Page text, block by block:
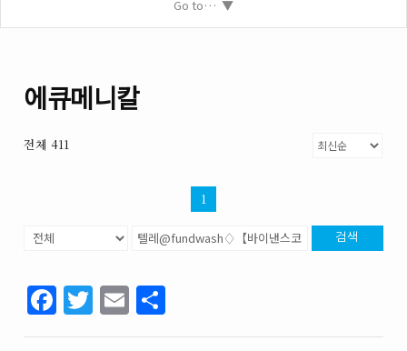
Go to…
에큐메니칼
전체 411
1
검색
Facebook
Twitter
Email